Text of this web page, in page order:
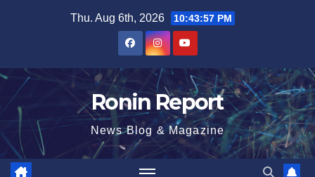
Thu. Aug 6th, 2026 10:43:58 PM
Ronin Report
News Blog & Magazine